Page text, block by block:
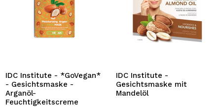
IDC Institute - *GoVegan*
- Gesichtsmaske -
Arganöl-
Feuchtigkeitscreme
IDC Institute -
Gesichtsmaske mit
Mandelöl